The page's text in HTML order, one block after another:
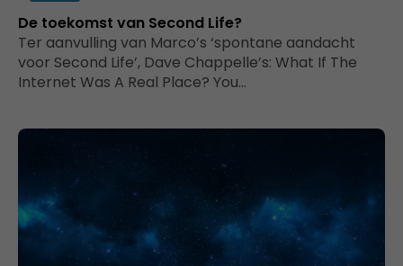
De toekomst van Second Life?
Ter aanvulling van Marco’s ‘spontane aandacht
voor Second Life’, Dave Chappelle’s: What If The
Internet Was A Real Place? You…